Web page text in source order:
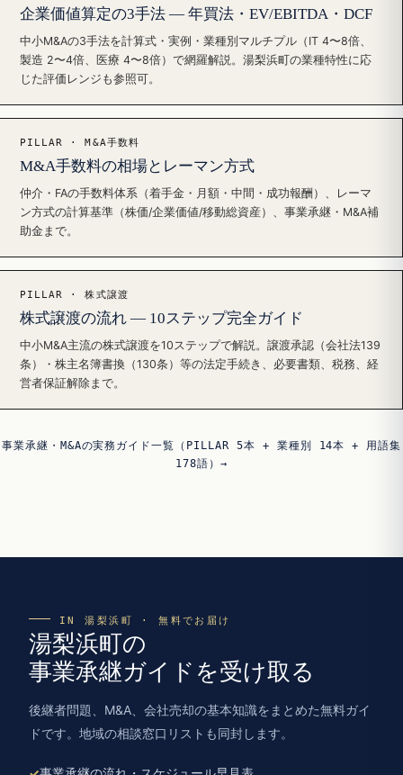
企業価値算定の3手法 — 年買法・EV/EBITDA・DCF
中小M&Aの3手法を計算式・実例・業種別マルチプル（IT 4〜8倍、
製造 2〜4倍、医療 4〜8倍）で網羅解説。湯梨浜町の業種特性に応
じた評価レンジも参照可。
PILLAR · M&A手数料
M&A手数料の相場とレーマン方式
仲介・FAの手数料体系（着手金・月額・中間・成功報酬）、レーマ
ン方式の計算基準（株価/企業価値/移動総資産）、事業承継・M&A補
助金まで。
PILLAR · 株式譲渡
株式譲渡の流れ — 10ステップ完全ガイド
中小M&A主流の株式譲渡を10ステップで解説。譲渡承認（会社法139
条）・株主名簿書換（130条）等の法定手続き、必要書類、税務、経
営者保証解除まで。
事業承継・M&Aの実務ガイド一覧（PILLAR 5本 + 業種別 14本 + 用語集
178語）→
IN 湯梨浜町 · 無料でお届け
湯梨浜町の
事業承継ガイドを受け取る
後継者問題、M&A、会社売却の基本知識をまとめた無料ガイ
ドです。地域の相談窓口リストも同封します。